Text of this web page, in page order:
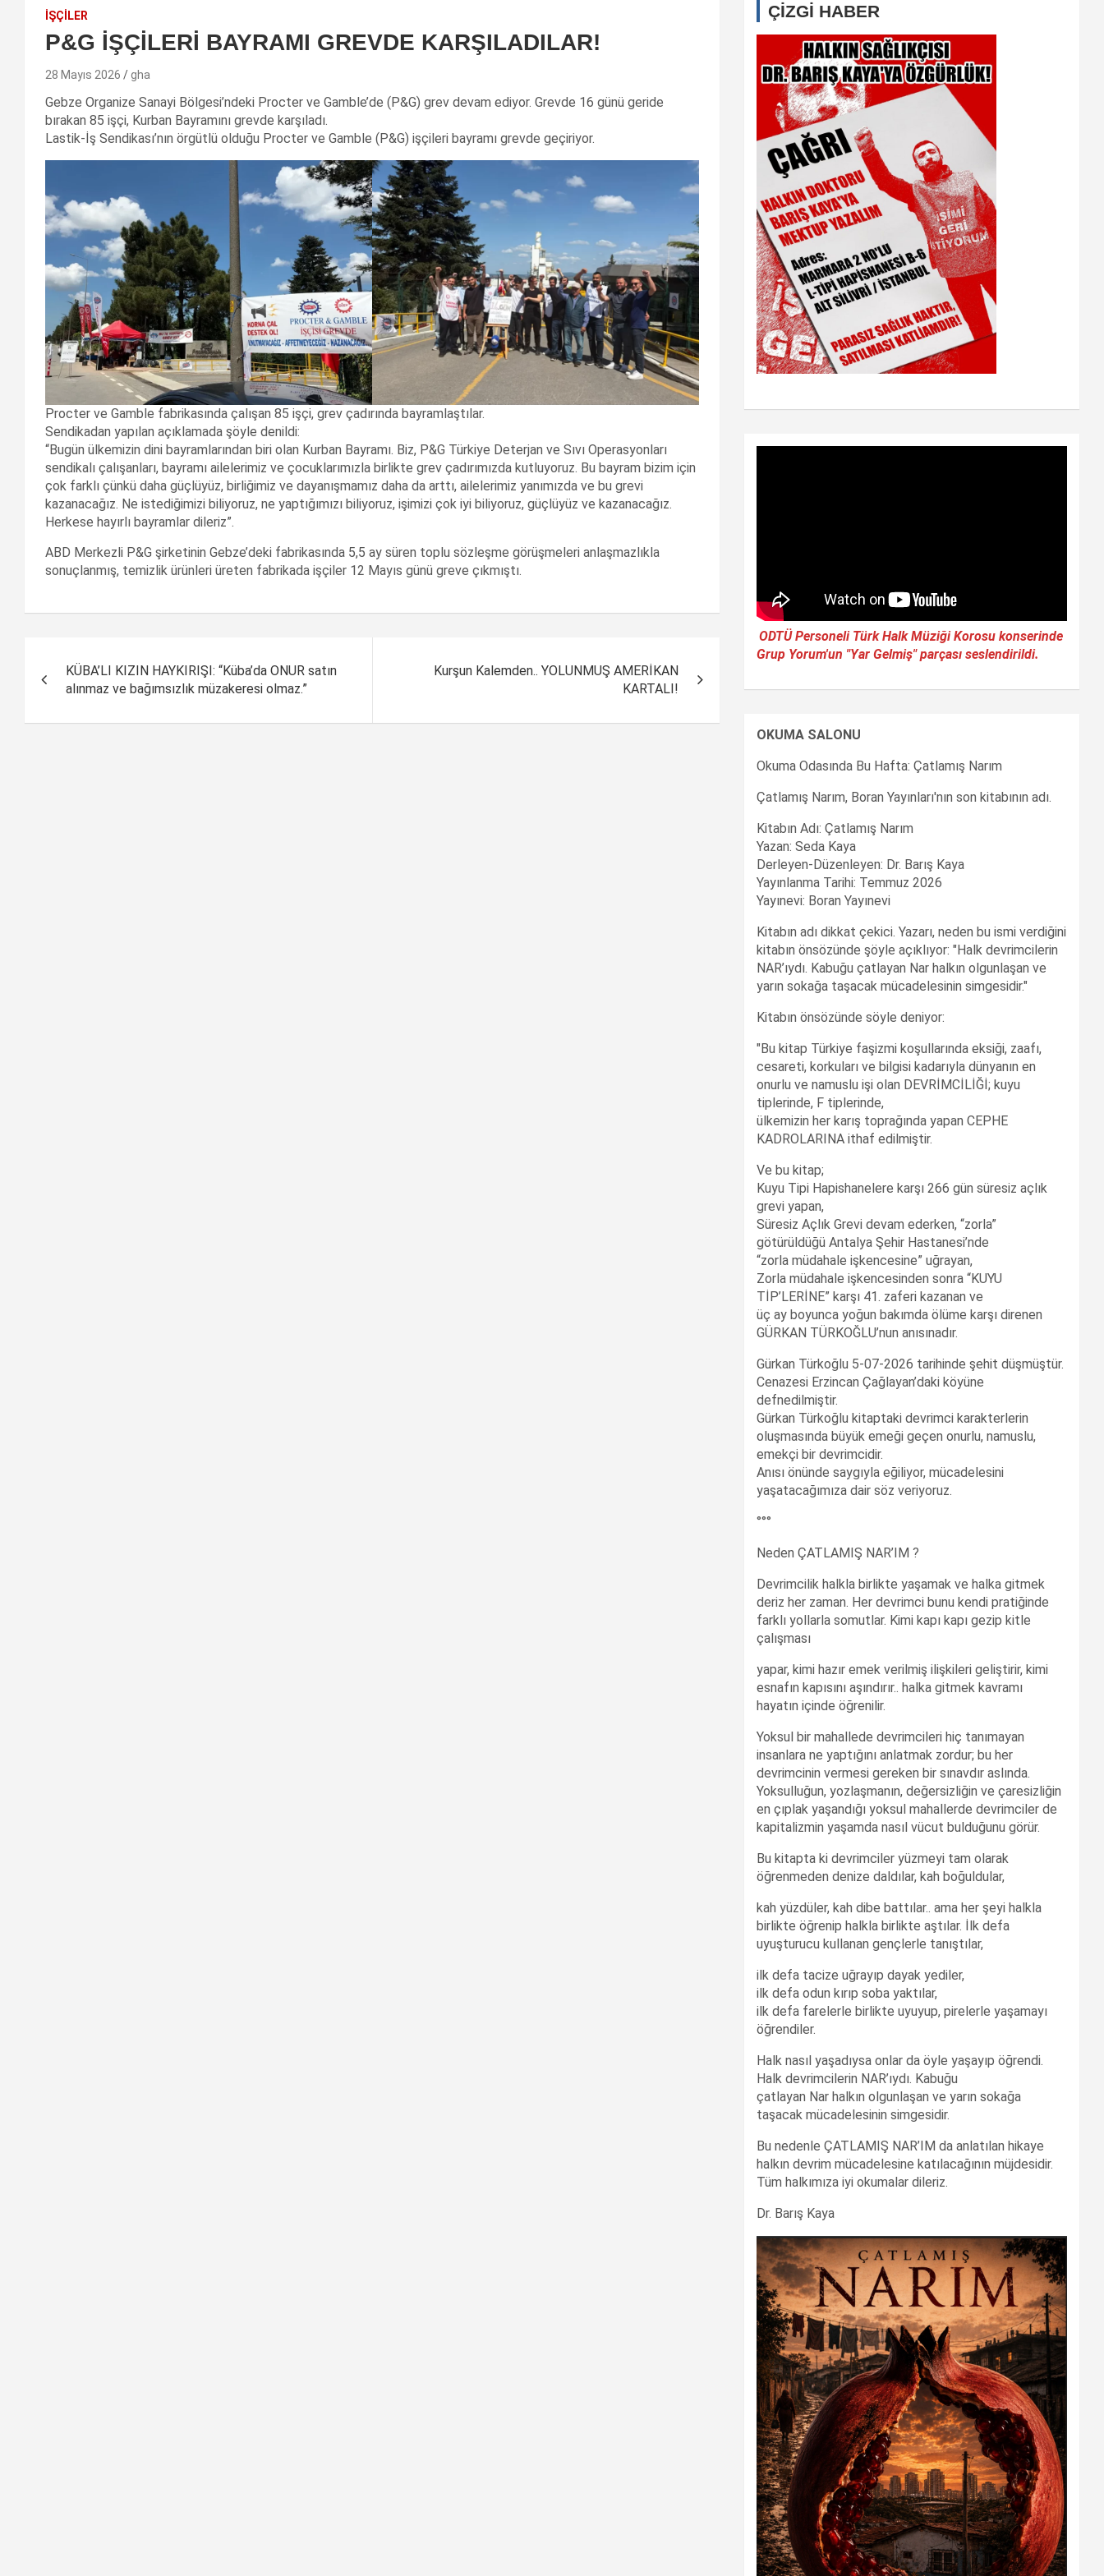
İŞÇİLER
P&G İŞÇİLERİ BAYRAMI GREVDE KARŞILADILAR!
28 Mayıs 2026 gha
Gebze Organize Sanayi Bölgesi’ndeki Procter ve Gamble’de (P&G) grev devam ediyor. Grevde 16 günü geride
bırakan 85 işçi, Kurban Bayramını grevde karşıladı.
Lastik-İş Sendikası’nın örgütlü olduğu Procter ve Gamble (P&G) işçileri bayramı grevde geçiriyor.
Procter ve Gamble fabrikasında çalışan 85 işçi, grev çadırında bayramlaştılar.
Sendikadan yapılan açıklamada şöyle denildi:
“Bugün ülkemizin dini bayramlarından biri olan Kurban Bayramı. Biz, P&G Türkiye Deterjan ve Sıvı Operasyonları
sendikalı çalışanları, bayramı ailelerimiz ve çocuklarımızla birlikte grev çadırımızda kutluyoruz. Bu bayram bizim için
çok farklı çünkü daha güçlüyüz, birliğimiz ve dayanışmamız daha da arttı, ailelerimiz yanımızda ve bu grevi
kazanacağız. Ne istediğimizi biliyoruz, ne yaptığımızı biliyoruz, işimizi çok iyi biliyoruz, güçlüyüz ve kazanacağız.
Herkese hayırlı bayramlar dileriz”.
ABD Merkezli P&G şirketinin Gebze’deki fabrikasında 5,5 ay süren toplu sözleşme görüşmeleri anlaşmazlıkla
sonuçlanmış, temizlik ürünleri üreten fabrikada işçiler 12 Mayıs günü greve çıkmıştı.
dolaşımı
KÜBA’LI KIZIN HAYKIRIŞI: “Küba’da ONUR satın
alınmaz ve bağımsızlık müzakeresi olmaz.”
Kurşun Kalemden.. YOLUNMUŞ AMERİKAN
KARTALI!
ÇİZGİ HABER
ODTÜ Personeli Türk Halk Müziği Korosu konserinde
Grup Yorum'un "Yar Gelmiş" parçası seslendirildi.
OKUMA SALONU
Okuma Odasında Bu Hafta: Çatlamış Narım
Çatlamış Narım, Boran Yayınları'nın son kitabının adı.
Kitabın Adı: Çatlamış Narım
Yazan: Seda Kaya
Derleyen-Düzenleyen: Dr. Barış Kaya
Yayınlanma Tarihi: Temmuz 2026
Yayınevi: Boran Yayınevi
Kitabın adı dikkat çekici. Yazarı, neden bu ismi verdiğini
kitabın önsözünde şöyle açıklıyor: "Halk devrimcilerin
NAR’ıydı. Kabuğu çatlayan Nar halkın olgunlaşan ve
yarın sokağa taşacak mücadelesinin simgesidir."
Kitabın önsözünde söyle deniyor:
"Bu kitap Türkiye faşizmi koşullarında eksiği, zaafı,
cesareti, korkuları ve bilgisi kadarıyla dünyanın en
onurlu ve namuslu işi olan DEVRİMCİLİĞİ; kuyu
tiplerinde, F tiplerinde,
ülkemizin her karış toprağında yapan CEPHE
KADROLARINA ithaf edilmiştir.
Ve bu kitap;
Kuyu Tipi Hapishanelere karşı 266 gün süresiz açlık
grevi yapan,
Süresiz Açlık Grevi devam ederken, “zorla”
götürüldüğü Antalya Şehir Hastanesi’nde
“zorla müdahale işkencesine” uğrayan,
Zorla müdahale işkencesinden sonra “KUYU
TİP’LERİNE” karşı 41. zaferi kazanan ve
üç ay boyunca yoğun bakımda ölüme karşı direnen
GÜRKAN TÜRKOĞLU’nun anısınadır.
Gürkan Türkoğlu 5-07-2026 tarihinde şehit düşmüştür.
Cenazesi Erzincan Çağlayan’daki köyüne
defnedilmiştir.
Gürkan Türkoğlu kitaptaki devrimci karakterlerin
oluşmasında büyük emeği geçen onurlu, namuslu,
emekçi bir devrimcidir.
Anısı önünde saygıyla eğiliyor, mücadelesini
yaşatacağımıza dair söz veriyoruz.
°°°
Neden ÇATLAMIŞ NAR’IM ?
Devrimcilik halkla birlikte yaşamak ve halka gitmek
deriz her zaman. Her devrimci bunu kendi pratiğinde
farklı yollarla somutlar. Kimi kapı kapı gezip kitle
çalışması
yapar, kimi hazır emek verilmiş ilişkileri geliştirir, kimi
esnafın kapısını aşındırır.. halka gitmek kavramı
hayatın içinde öğrenilir.
Yoksul bir mahallede devrimcileri hiç tanımayan
insanlara ne yaptığını anlatmak zordur; bu her
devrimcinin vermesi gereken bir sınavdır aslında.
Yoksulluğun, yozlaşmanın, değersizliğin ve çaresizliğin
en çıplak yaşandığı yoksul mahallerde devrimciler de
kapitalizmin yaşamda nasıl vücut bulduğunu görür.
Bu kitapta ki devrimciler yüzmeyi tam olarak
öğrenmeden denize daldılar, kah boğuldular,
kah yüzdüler, kah dibe battılar.. ama her şeyi halkla
birlikte öğrenip halkla birlikte aştılar. İlk defa
uyuşturucu kullanan gençlerle tanıştılar,
ilk defa tacize uğrayıp dayak yediler,
ilk defa odun kırıp soba yaktılar,
ilk defa farelerle birlikte uyuyup, pirelerle yaşamayı
öğrendiler.
Halk nasıl yaşadıysa onlar da öyle yaşayıp öğrendi.
Halk devrimcilerin NAR’ıydı. Kabuğu
çatlayan Nar halkın olgunlaşan ve yarın sokağa
taşacak mücadelesinin simgesidir.
Bu nedenle ÇATLAMIŞ NAR’IM da anlatılan hikaye
halkın devrim mücadelesine katılacağının müjdesidir.
Tüm halkımıza iyi okumalar dileriz.
Dr. Barış Kaya